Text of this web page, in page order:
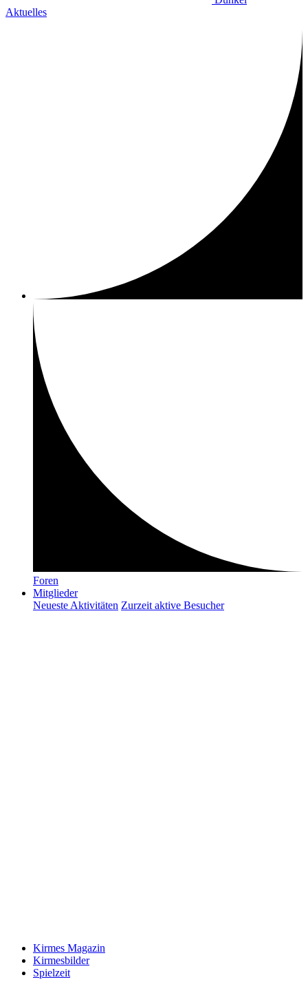
Aktuelles
Foren
Mitglieder
Neueste Aktivitäten Zurzeit aktive Besucher
Kirmes Magazin
Kirmesbilder
Spielzeit